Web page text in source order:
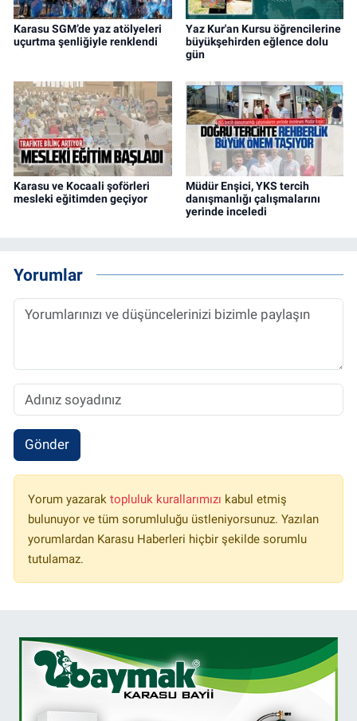
Karasu SGM’de yaz atölyeleri
uçurtma şenliğiyle renklendi
Yaz Kur'an Kursu öğrencilerine
büyükşehirden eğlence dolu
gün
Karasu ve Kocaali şoförleri
mesleki eğitimden geçiyor
Müdür Enşici, YKS tercih
danışmanlığı çalışmalarını
yerinde inceledi
Yorumlar
Gönder
Yorum yazarak topluluk kurallarımızı kabul etmiş
bulunuyor ve tüm sorumluluğu üstleniyorsunuz. Yazılan
yorumlardan Karasu Haberleri hiçbir şekilde sorumlu
tutulamaz.